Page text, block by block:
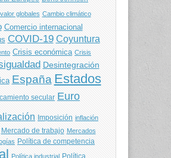
globales Cambio climático
Comercio internacional
COVID-19 Coyuntura
Crisis económica Crisis
Desintegración
España Estados
secular Euro
Imposición inflación
Mercado de trabajo Mercados
Política de competencia
Política industrial Política